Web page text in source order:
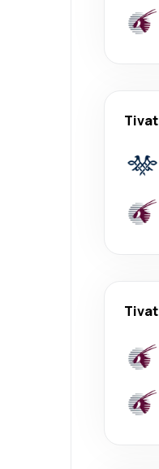
Tivat
Tivat